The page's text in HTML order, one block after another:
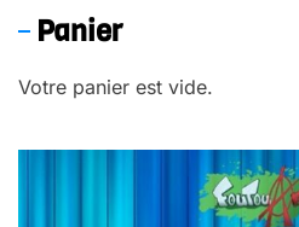
Panier
Votre panier est vide.